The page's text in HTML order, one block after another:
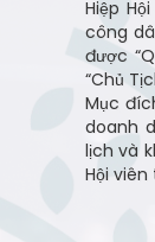
Hiệp
công
được
“Chủ
Mục
doanh
lịch và
Hội viên